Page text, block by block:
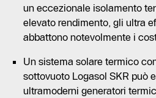
un eccezionale isolamento
elevato rendimento, gli ultra
abbattono notevolmente i
Un sistema solare termico
sottovuoto Logasol SKR può
ultramoderni generatori